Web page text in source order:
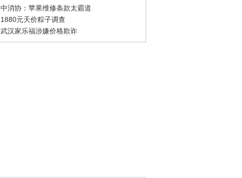
中消协：苹果维修条款太霸道
1880元天价粽子调查
武汉家乐福涉嫌价格欺诈